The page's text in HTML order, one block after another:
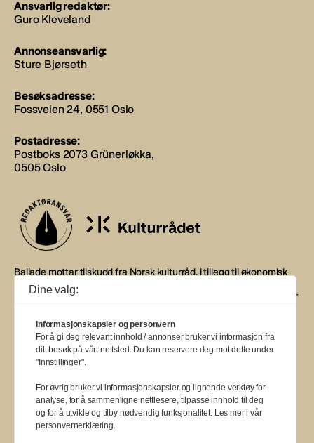
Ansvarlig redaktør:
Guro Kleveland
Annonseansvarlig:
Sture Bjørseth
Besøksadresse:
Fossveien 24, 0551 Oslo
Postadresse:
Postboks 2073 Grünerløkka,
0505 Oslo
Ballade mottar tilskudd fra Norsk kulturråd, i tillegg til økonomisk
støtte fra eierne NOPA, Norsk komponistforening og
Musikkforleggerne. Ballade drives etter Redaktør- og Vær Varsom-
BALLADE — NORGES MUSIKKMAGASIN
a
aaa
a
a
Dine valg:
Informasjonskapsler og personvern
For å gi deg relevant innhold / annonser bruker vi informasjon fra
ditt besøk på vårt nettsted. Du kan reservere deg mot dette under
"Innstillinger".
For øvrig bruker vi informasjonskapsler og lignende verktøy for
analyse, for å sammenligne nettlesere, tilpasse innhold til deg
og for å utvikle og tilby nødvendig funksjonalitet. Les mer i vår
personvernerklæring.